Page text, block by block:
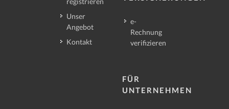
Unser
Angebot
Kontakt
e-
Rechnung
verifizieren
FÜR
UNTERNEHMEN